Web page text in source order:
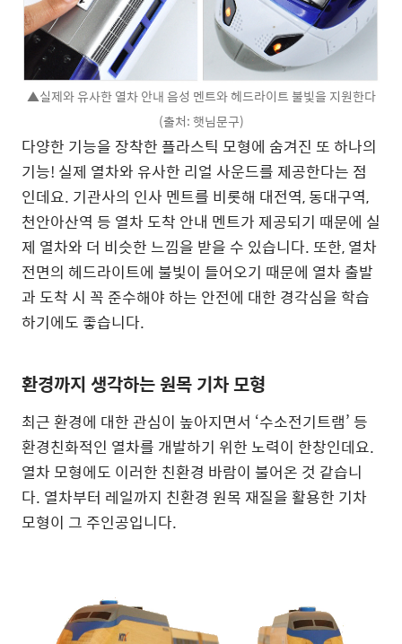
▲실제와 유사한 열차 안내 음성 멘트와 헤드라이트 불빛을 지원한다
(출처: 햇님문구)
다양한 기능을 장착한 플라스틱 모형에 숨겨진 또 하나의
기능! 실제 열차와 유사한 리얼 사운드를 제공한다는 점
인데요. 기관사의 인사 멘트를 비롯해 대전역, 동대구역,
천안아산역 등 열차 도착 안내 멘트가 제공되기 때문에 실
제 열차와 더 비슷한 느낌을 받을 수 있습니다. 또한, 열차
전면의 헤드라이트에 불빛이 들어오기 때문에 열차 출발
과 도착 시 꼭 준수해야 하는 안전에 대한 경각심을 학습
하기에도 좋습니다.
환경까지 생각하는 원목 기차 모형
최근 환경에 대한 관심이 높아지면서 ‘수소전기트램’ 등
환경친화적인 열차를 개발하기 위한 노력이 한창인데요.
열차 모형에도 이러한 친환경 바람이 불어온 것 같습니
다. 열차부터 레일까지 친환경 원목 재질을 활용한 기차
모형이 그 주인공입니다.